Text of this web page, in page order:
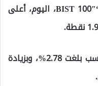
حيث سجل مؤشر بورصة إسطنبول “BIST 100″، اليوم، أعلى
واختتم المؤشر تداولات اليوم بمكاسب بلغت 2.78%، وبزيادة